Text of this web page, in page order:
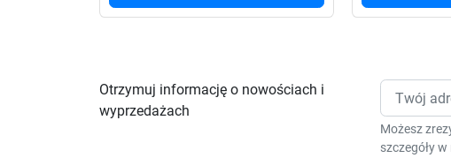
Otrzymuj informację o nowościach i
wyprzedażach
Możesz
szczegóły